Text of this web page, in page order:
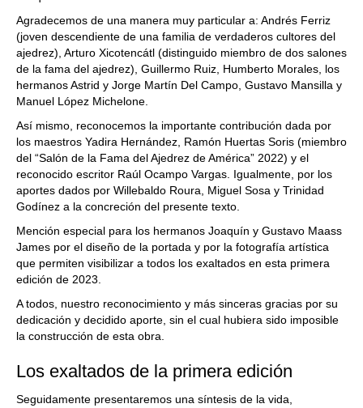
Agradecemos de una manera muy particular a: Andrés Ferriz
(joven descendiente de una familia de verdaderos cultores del
ajedrez), Arturo Xicotencátl (distinguido miembro de dos salones
de la fama del ajedrez), Guillermo Ruiz, Humberto Morales, los
hermanos Astrid y Jorge Martín Del Campo, Gustavo Mansilla y
Manuel López Michelone.
Así mismo, reconocemos la importante contribución dada por
los maestros Yadira Hernández, Ramón Huertas Soris (miembro
del “Salón de la Fama del Ajedrez de América” 2022) y el
reconocido escritor Raúl Ocampo Vargas. Igualmente, por los
aportes dados por Willebaldo Roura, Miguel Sosa y Trinidad
Godínez a la concreción del presente texto.
Mención especial para los hermanos Joaquín y Gustavo Maass
James por el diseño de la portada y por la fotografía artística
que permiten visibilizar a todos los exaltados en esta primera
edición de 2023.
A todos, nuestro reconocimiento y más sinceras gracias por su
dedicación y decidido aporte, sin el cual hubiera sido imposible
la construcción de esta obra.
Los exaltados de la primera edición
Seguidamente presentaremos una síntesis de la vida,